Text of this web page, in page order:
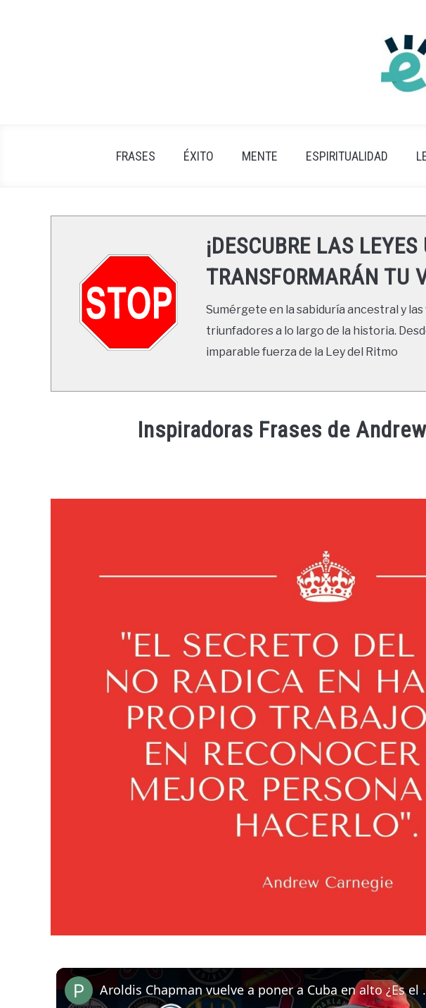
FRASES ÉXITO MENTE ESPIRITUALIDAD
¡DESCUBRE LAS
TRANSFORMARÁN TU
Sumérgete en la sabiduría ancestral y
triunfadores a lo largo de la historia.
imparable fuerza de la Ley del Ritmo
Inspiradoras Frases de
Aroldis Chapman